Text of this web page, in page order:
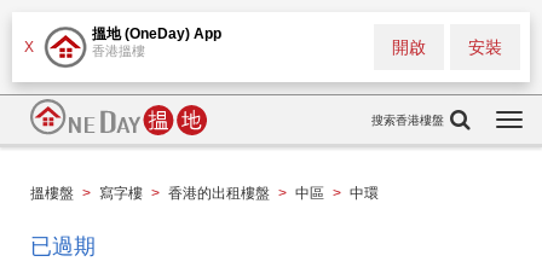
X
搵地 (OneDay) App
香港搵樓 安裝
開啟
搜索香港樓盤
搵樓盤 > 寫字樓 > 香港的出租樓盤 > 中區 > 中環
已過期